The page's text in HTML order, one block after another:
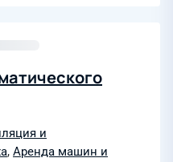
и
, Аренда машин и